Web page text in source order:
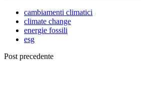
cambiamenti climatici
climate change
energie fossili
esg
Post precedente